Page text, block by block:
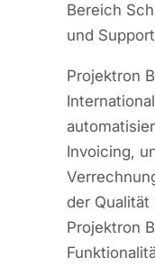
Bereich
und
Projektron
Invoicing,
der Qualität
Projektron